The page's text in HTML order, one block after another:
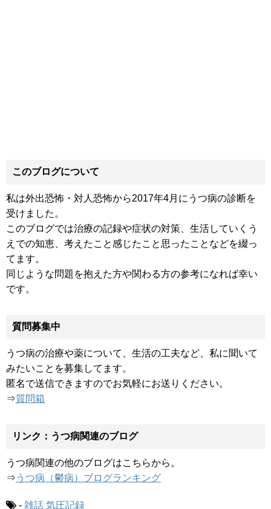
このブログについて
私は外出恐怖・対人恐怖から2017年4月にうつ病の診断を
受けました。
このブログでは治療の記録や症状の対策、生活していくう
えでの知恵、考えたこと感じたこと思ったことなどを綴っ
てます。
同じような問題を抱えた方や関わる方の参考になれば幸い
です。
質問募集中
うつ病の治療や薬について、生活の工夫など、私に聞いて
みたいことを募集してます。
匿名で送信できますのでお気軽にお送りください。
⇒質問箱
リンク：うつ病関連のブログ
うつ病関連の他のブログはこちらから。
⇒ うつ病（鬱病）ブログランキング
- 雑話 気圧記録